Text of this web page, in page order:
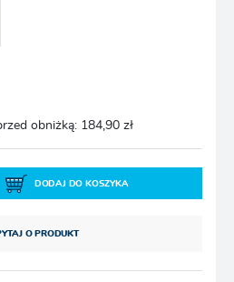
obniżką: 184,90 zł
DODAJ DO KOSZYKA
O PRODUKT